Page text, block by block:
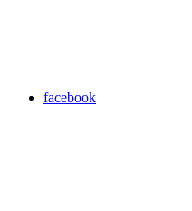
facebook